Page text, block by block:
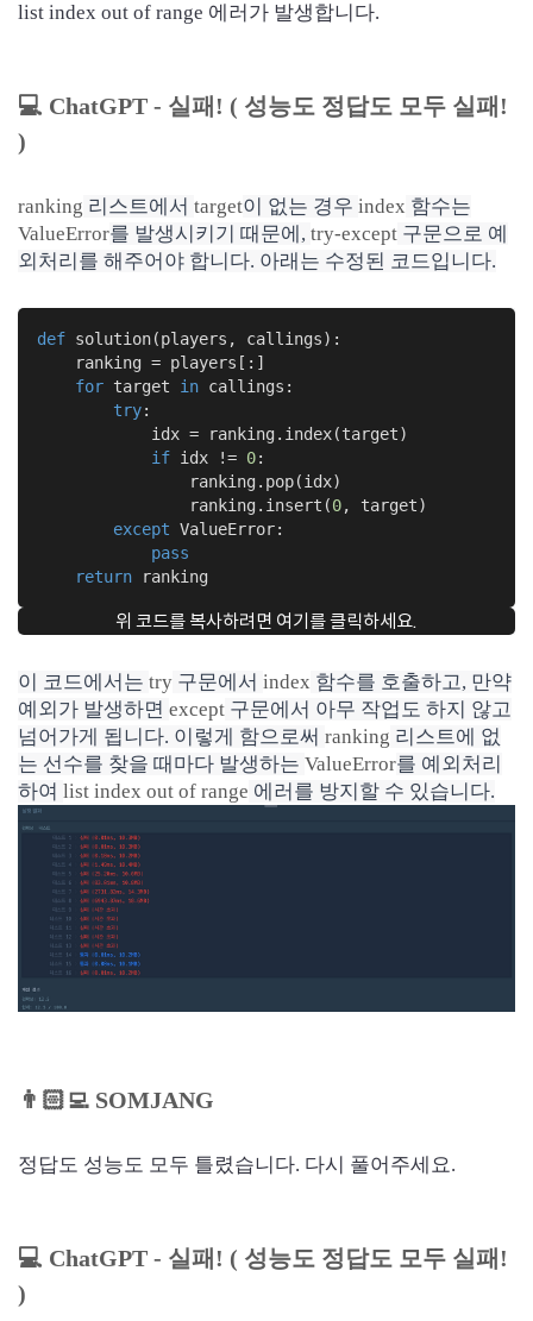
list index out of range 에러가 발생합니다.
💻 ChatGPT - 실패! ( 성능도 정답도 모두 실패!
)
ranking 리스트에서 target이 없는 경우 index 함수는
ValueError를 발생시키기 때문에, try-except 구문으로 예
외처리를 해주어야 합니다. 아래는 수정된 코드입니다.
def solution(players, callings) :
    ranking = players[:]
for target in callings:
try:
            idx = ranking.index(target)
if idx != 0:
                ranking.pop(idx)
                ranking.insert(
0, target)
except ValueError:
pass
return ranking
위 코드를 복사하려면 여기를 클릭하세요.
이 코드에서는 try 구문에서 index 함수를 호출하고, 만약
예외가 발생하면 except 구문에서 아무 작업도 하지 않고
넘어가게 됩니다. 이렇게 함으로써 ranking 리스트에 없
는 선수를 찾을 때마다 발생하는 ValueError를 예외처리
하여 list index out of range 에러를 방지할 수 있습니다.
👨🏻‍💻 SOMJANG
정답도 성능도 모두 틀렸습니다. 다시 풀어주세요.
💻 ChatGPT - 실패! ( 성능도 정답도 모두 실패!
)